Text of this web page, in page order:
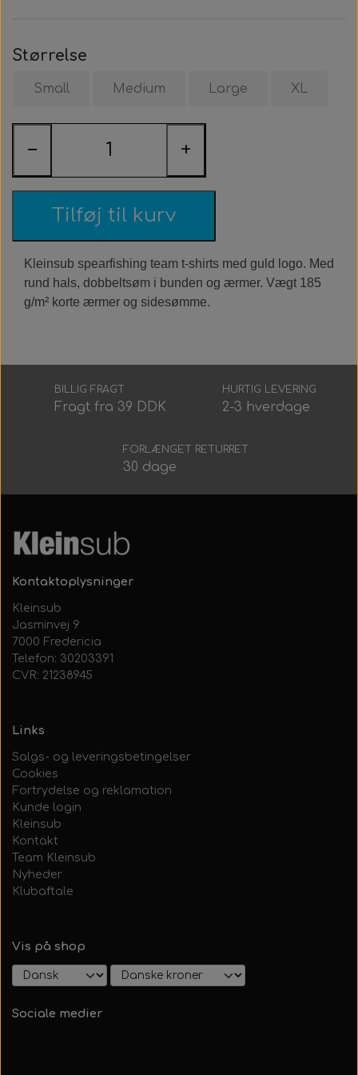
Gør Det Selv
Klar Til Brug
Dyneema & Mono
Hele Ruller
Alt Det Andet
Stickers
Variabelt Vægt
Køleboks
Fangstnet
Halsvægt
Bøje + Tilbehør
Event & Konkurrencer
Størrelse
Small Medium Large XL
− +
Tilføj til kurv
Kleinsub spearfishing team t-shirts med guld logo. Med
rund hals, dobbeltsøm i bunden og ærmer. Vægt 185
g/m² korte ærmer og sidesømme.
BILLIG FRAGT
Fragt fra 39 DDK
HURTIG LEVERING
2-3 hverdage
FORLÆNGET RETURRET
30 dage
Kontaktoplysninger
Kleinsub
Jasminvej 9
7000 Fredericia
Telefon: 30203391
CVR: 21238945
Links
Salgs- og leveringsbetingelser
Cookies
Fortrydelse og reklamation
Kunde login
Kleinsub
Kontakt
Team Kleinsub
Nyheder
Klubaftale
Vis på shop
Sociale medier